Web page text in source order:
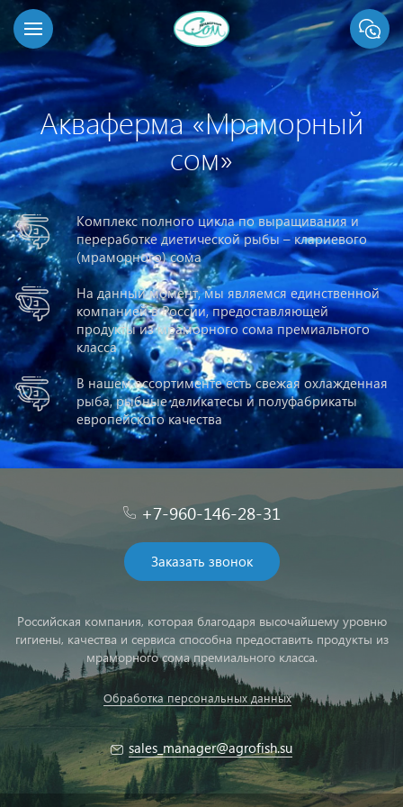
Акваферма «Мраморный
сом»
Комплекс полного цикла по выращивания и
переработке диетической рыбы – клариевого
(мраморного) сома
На данный момент, мы являемся единственной
компанией в России, предоставляющей
продукты из мраморного сома премиального
класса
В нашем ассортименте есть свежая охлажденная
рыба, рыбные деликатесы и полуфабрикаты
европейского качества
+7-960-146-28-31
Заказать звонок
Российская компания, которая благодаря высочайшему уровню
гигиены, качества и сервиса способна предоставить продукты из
мраморного сома премиального класса.
Обработка персональных данных
sales_manager@agrofish.su